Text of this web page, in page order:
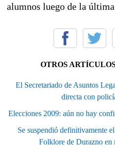
alumnos luego de la
OTROS
El Secretariado de Asuntos
directa con
Elecciones 2009: aún no hay
Se suspendió definitivamente
Folklore de Durazno en